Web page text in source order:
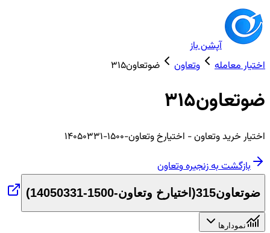
آپشن باز
اختیار معامله
وتعاون ضوتعاون315
ضوتعاون315
اختیار خریدوتعاون- اختیارخ وتعاون-1500-14050331
بازگشت به زنجیرهوتعاون
ضوتعاون315 ( اختیارخ وتعاون-1500-14050331 )
نمودارها